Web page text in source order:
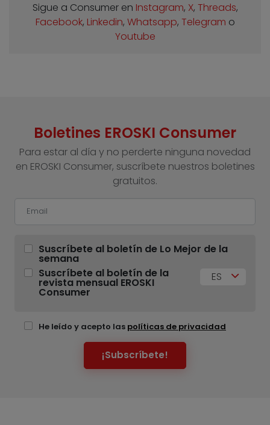
Sigue a Consumer en Instagram, X, Threads,
Facebook, Linkedin, Whatsapp, Telegram o
Youtube
Boletines EROSKI Consumer
Para estar al día y no perderte ninguna novedad
en EROSKI Consumer, suscríbete nuestros boletines
gratuitos.
Suscríbete al boletín de Lo Mejor de la
semana
Suscríbete al boletín de la
revista mensual EROSKI
Consumer
ES
He leído y acepto las políticas de privacidad
¡Subscríbete!